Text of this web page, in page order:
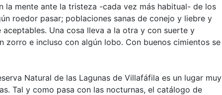
la mente ante la tristeza -cada vez más habitual- de los
roedor pasar; poblaciones sanas de conejo y liebre y
Una cosa lleva a la otra y con suerte y
zorro e incluso con algún lobo. Con buenos cimientos se
Natural de las Lagunas de Villafáfila es un lugar muy
Tal y como pasa con las nocturnas, el catálogo de